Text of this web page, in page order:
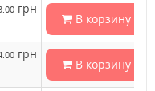
грн
В корзину
грн
В корзину